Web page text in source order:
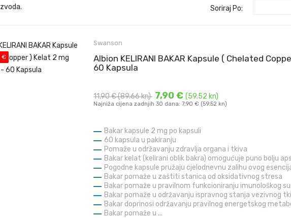
Soriraj Po:
€
Swanson
Albion KELIRANI BAKAR Kapsule ( Chelated
60 Kapsula
11,90 €(89.66 kn) 7,90 € (59.52 kn)
Najniža cijena zadnjih 30 dana: 7,90 € (59.52 kn)
Bakar kapsule 2 mg po kapsuli
60 kapsula u pakiranju
Pomaže u održavanju zdravlja organa i tkiva
Bakar kelat (kelirani oblik bakra) omogućuje puno bolju
Pogodne kapsule pružaju cjelodnevnu zalihu ovog
Bakar pomaže u zaštiti stanica od oksidativnog stresa
Bakar pomaže u pravilnom funkcioniranju imunološkog
Bakar pomaže u održavanju ispravnog stanja vezivnog
Bakar doprinosi održavanju pravilnog energetskog
Bakar pomaže u ...